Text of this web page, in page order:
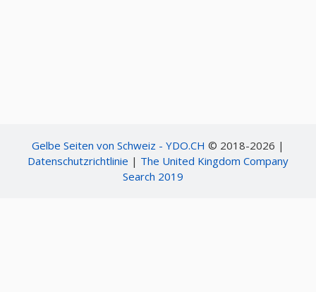
Gelbe Seiten von Schweiz - YDO.CH © 2018-2026 |
Datenschutzrichtlinie | The United Kingdom Company
Search 2019